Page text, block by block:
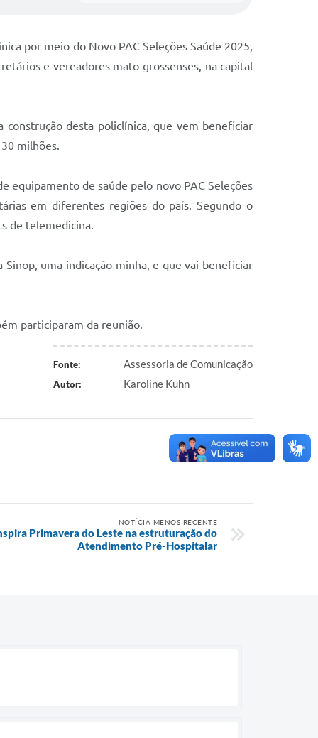
por meio do Novo PAC Seleções Saúde 2025,
e vereadores mato-grossenses, na capital
desta policlínica, que vem beneficiar
milhões.
equipamento de saúde pelo novo PAC Seleções
em diferentes regiões do país. Segundo o
de telemedicina.
uma indicação minha, e que vai beneficiar
participaram da reunião.
Fonte: Assessoria de Comunicação
Autor: Karoline Kuhn
NOTÍCIA MENOS RECENTE
Primavera do Leste na estruturação do
Atendimento Pré-Hospitalar